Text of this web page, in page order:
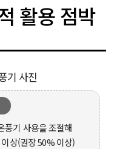
활용 점박
풍기 사용을 조절해
상(권장 50% 이상)